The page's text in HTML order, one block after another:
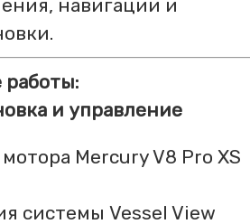
навигации и
и управление
Mercury V8 Pro XS
системы Vessel View